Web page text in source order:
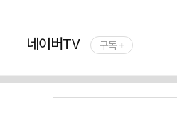
네이버TV 구독 +